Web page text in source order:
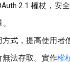
2.1 權杖，安
式，提高使用者
法存取。實作權